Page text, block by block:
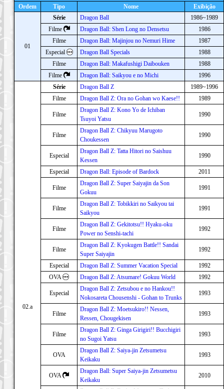
Ordem
Tipo Nome Exibição
01
Série Dragon Ball
1986~1989
Filme
Dragon Ball: Shen Long no Densetsu
1986
Filme
Dragon Ball: Majinjou no Nemuri Hime
1987
Especial
Dragon Ball Specials
1988
Filme
Dragon Ball: Makafushigi Daibouken
1988
Filme
Dragon Ball: Saikyou e no Michi 1996
02.a
Série Dragon Ball Z
1989~1996
Filme
Dragon Ball Z: Ora no Gohan wo Kaese!! 1989
Filme
Dragon Ball Z: Kono Yo de Ichiban
Tsuyoi Yatsu
1990
Filme
Dragon Ball Z: Chikyuu Marugoto
Choukessen
1990
Especial
Dragon Ball Z: Tatta Hitori no Saishuu
Kessen
1990
Especial Dragon Ball: Episode of Bardock 2011
Filme
Dragon Ball Z: Super Saiyajin da Son
Gokuu
1991
Filme
Dragon Ball Z: Tobikkiri no Saikyou tai
Saikyou
1991
Filme
Dragon Ball Z: Gekitotsu!! Hyaku-oku
Power no Senshi-tachi
1992
Filme
Dragon Ball Z: Kyokugen Battle!! Sandai
Super Saiyajin
1992
Especial Dragon Ball Z: Summer Vacation Special
1992
OVA
Dragon Ball Z: Atsumare! Gokuu World 1992
Especial
Dragon Ball Z: Zetsubou e no Hankou!!
Nokosareta Chousenshi - Gohan to Trunks
1993
Filme
Dragon Ball Z: Moetsukiro!! Nessen,
Ressen, Chougekisen
1993
Filme
Dragon Ball Z: Ginga Girigiri!! Bucchigiri
no Sugoi Yatsu
1993
OVA
Dragon Ball Z: Saiya-jin Zetsumetsu
Keikaku
1993
OVA
Dragon Ball: Super Saiya-jin Zetsumetsu
Keikaku
2010